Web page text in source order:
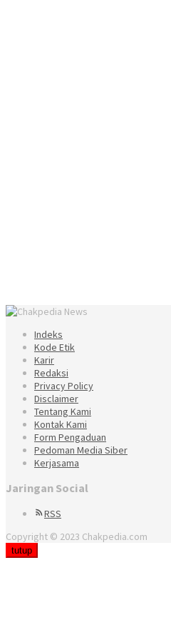
Indeks
Kode Etik
Karir
Redaksi
Privacy Policy
Disclaimer
Tentang Kami
Kontak Kami
Form Pengaduan
Pedoman Media Siber
Kerjasama
Jaringan Social
RSS
Copyright © 2023 Chakpedia.com
tutup